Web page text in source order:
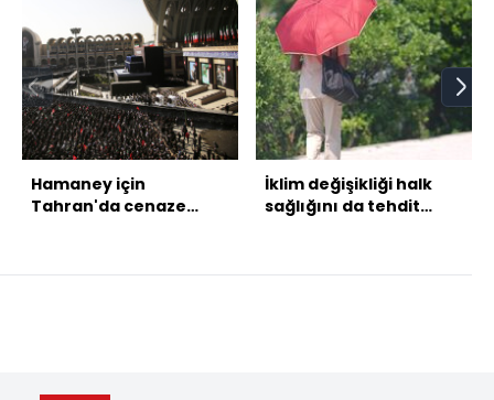
Hamaney için
Tahran'da cenaze
İklim değişikliği halk
sağlığını da tehdit